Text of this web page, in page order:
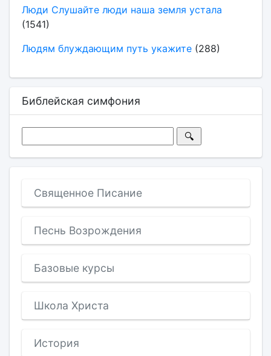
Люди Слушайте люди наша земля устала
(1541)
Людям блуждающим путь укажите(288)
Библейская симфония
Священное Писание
Песнь Возрождения
Базовые курсы
Школа Христа
История